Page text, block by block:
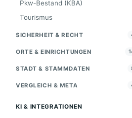
Pkw-Bestand (KBA)
Tourismus
SICHERHEIT & RECHT
ORTE & EINRICHTUNGEN
STADT & STAMMDATEN
VERGLEICH & META
KI & INTEGRATIONEN